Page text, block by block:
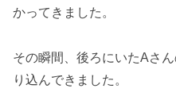
かってきました。
その瞬間、後ろにいたAさ
り込んできました。